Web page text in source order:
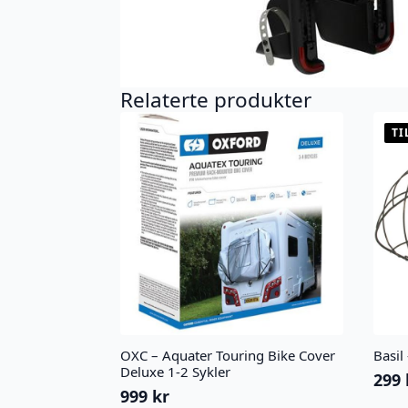
Relaterte produkter
OXC – Aquater Touring Bike Cover
Deluxe 1-2 Sykler
999 kr
Basil
299